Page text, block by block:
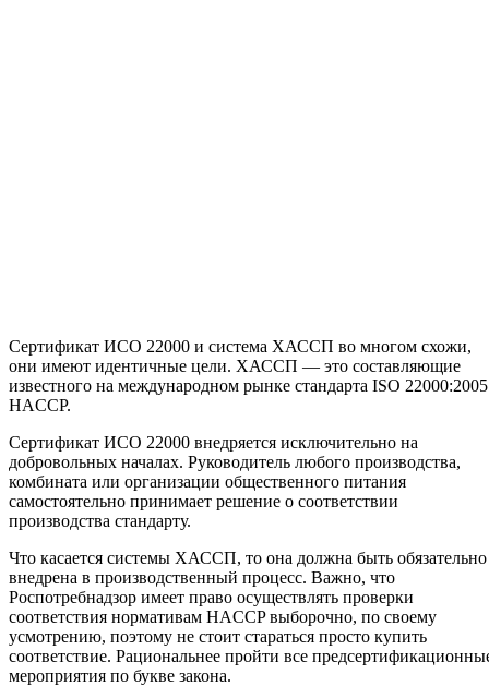
Сертификат ИСО 22000 и система ХАССП во многом схожи,
они имеют идентичные цели. ХАССП — это составляющие
известного на международном рынке стандарта ISO 22000:2005
HACCP.
Сертификат ИСО 22000 внедряется исключительно на
добровольных началах. Руководитель любого производства,
комбината или организации общественного питания
самостоятельно принимает решение о соответствии
производства стандарту.
Что касается системы ХАССП, то она должна быть обязательно
внедрена в производственный процесс. Важно, что
Роспотребнадзор имеет право осуществлять проверки
соответствия нормативам HACCP выборочно, по своему
усмотрению, поэтому не стоит стараться просто купить
соответствие. Рациональнее пройти все
мероприятия по букве закона.